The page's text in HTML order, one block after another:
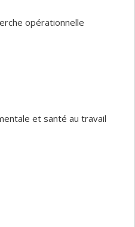
opérationnelle
et santé au travail